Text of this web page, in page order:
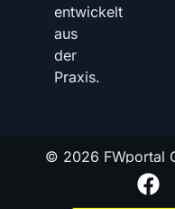
entwickelt
aus
der
Praxis.
© 2026 FWportal